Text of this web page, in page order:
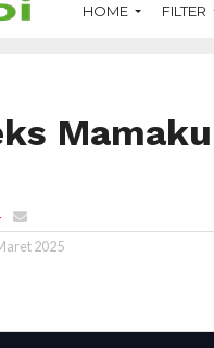
HOME FILTER
2025